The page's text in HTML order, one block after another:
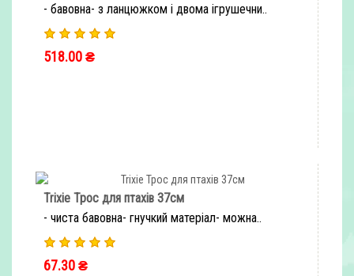
- бавовна- з ланцюжком і двома ігрушечни..
518.00 ₴
Trixie Трос для птахів 37см
- чиста бавовна- гнучкий матеріал- можна..
67.30 ₴